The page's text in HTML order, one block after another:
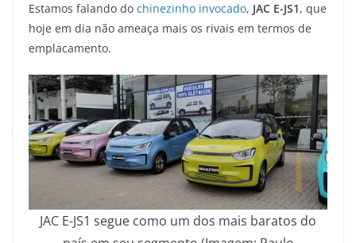
Estamos falando do chinezinho invocado, JAC E-JS1, que
hoje em dia não ameaça mais os rivais em termos de
emplacamento.
JAC E-JS1 segue como um dos mais baratos do